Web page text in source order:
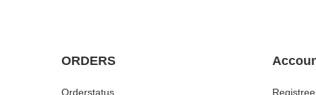
ORDERS
Orderstatus